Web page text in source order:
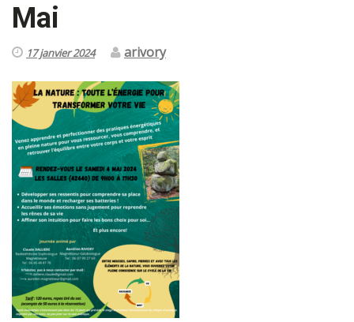
Mai
17 janvier 2024 arivory